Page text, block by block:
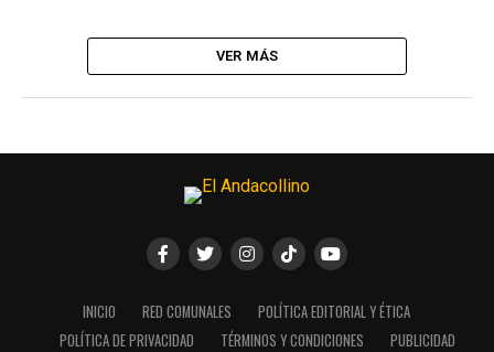
VER MÁS
INICIO RED COMUNALES
POLÍTICA EDITORIAL Y ÉTICA
POLÍTICA DE PRIVACIDAD
TÉRMINOS Y CONDICIONES
PUBLICIDAD